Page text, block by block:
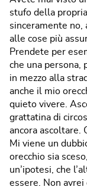
stufo della
sinceramente no,
alle cose più
Prendete per
che una persona,
in mezzo alla
anche il mio
quieto vivere.
grattatina di
ancora ascoltare.
Mi viene un
orecchio sia
un’ipotesi, che
essere. Non avrei